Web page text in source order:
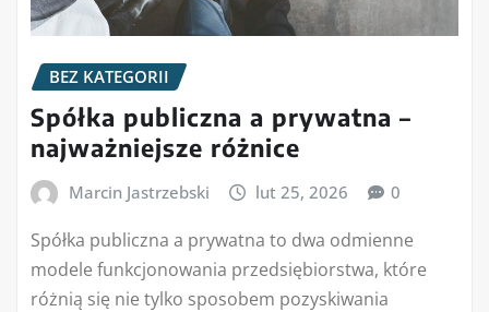
BEZ KATEGORII
Spółka publiczna a prywatna –
najważniejsze różnice
Marcin Jastrzebski lut 25, 2026 0
Spółka publiczna a prywatna to dwa odmienne
modele funkcjonowania przedsiębiorstwa, które
różnią się nie tylko sposobem pozyskiwania